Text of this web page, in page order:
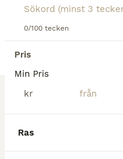
0/100 tecken
Pris
Min Pris
kr
Ras
Övriga
Sto1 år 160 cm
Ljung (107.9km)